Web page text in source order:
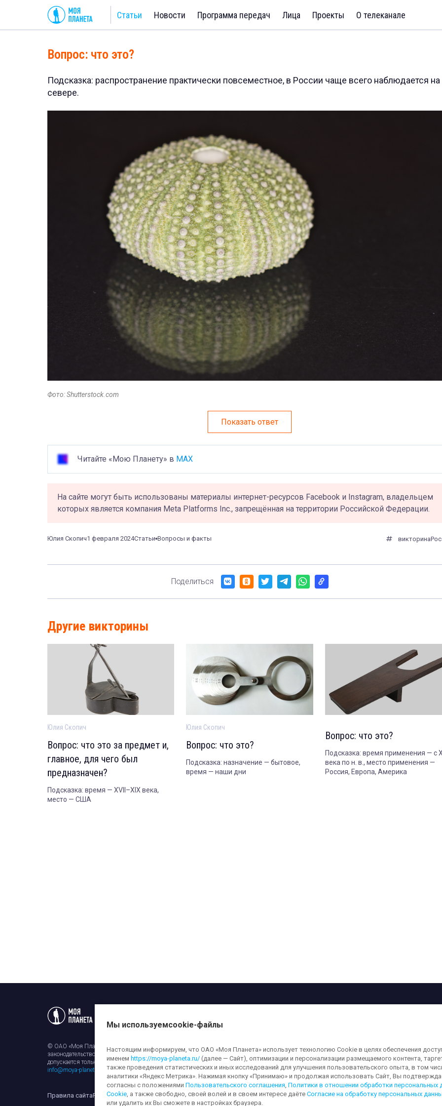
Статьи Новости Программа передач Лица Проекты О телеканале
Вопрос: что это?
Подсказка: распространение практически повсеместное, в России чаще всего наблюдается на
севере.
Фото: Shutterstock.com
Показать ответ
Читайте «Мою Планету» в MAX
На сайте могут быть использованы материалы интернет-ресурсов Facebook и Instagram, владельцем
которых является компания Meta Platforms Inc., запрещённая на территории Российской Федерации.
Юлия Скопич1 февраля 2024Статьи Вопросы и факты викторина
Поделиться
Другие викторины
Юлия Скопич
Вопрос: что это за предмет и,
главное, для чего был
предназначен?
Подсказка: время — XVII–XIX века,
место — США
Юлия Скопич
Вопрос: что это?
Подсказка: назначение — бытовое,
время — наши дни
Вопрос: что это?
Подсказка: время применения — с
века по н. в., место применения —
Россия, Европа, Америка
© ОАО «Моя Планета». Все права на любые материалы, опубликованные на сайте, защищены в соответствии с российским и международным
законодательством об авторском праве и смежных правах. Использование любых аудио-, фото- и видеоматериалов, размещенных на сайте,
допускается только с разрешения правообладателя и ссылкой на сайтmoya-planeta.ru. Адрес для направления юридически значимых
info@moya-planeta.ru
Правила сайтаРабота с cookie-файламиЗащита персональных данныхОбработка персональных данныхСогласие на обработку
Мы используемcookie-файлы
Настоящим информируем, что ОАО «Моя Планета» использует технологию Cookie в целях обеспечения
именем https://moya-planeta.ru/ (далее — Сайт), оптимизации и персонализации размещаемого контента,
также проведения статистических и иных исследований для улучшения пользовательского опыта, в том
аналитики «Яндекс Метрика». Нажимая кнопку «Принимаю» и продолжая использовать Сайт, Вы
согласны с положениями Пользовательского соглашения, Политики в отношении обработки персональных
Cookie, а также свободно, своей волей и в своем интересе даёте Согласие на обработку персональных
или удалить их Вы сможете в настройках браузера.